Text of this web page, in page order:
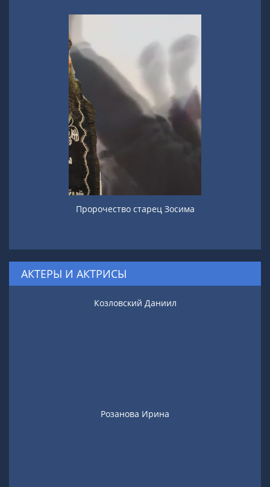
Пророчество старец Зосима
АКТЕРЫ И АКТРИСЫ
Козловский Даниил
Розанова Ирина